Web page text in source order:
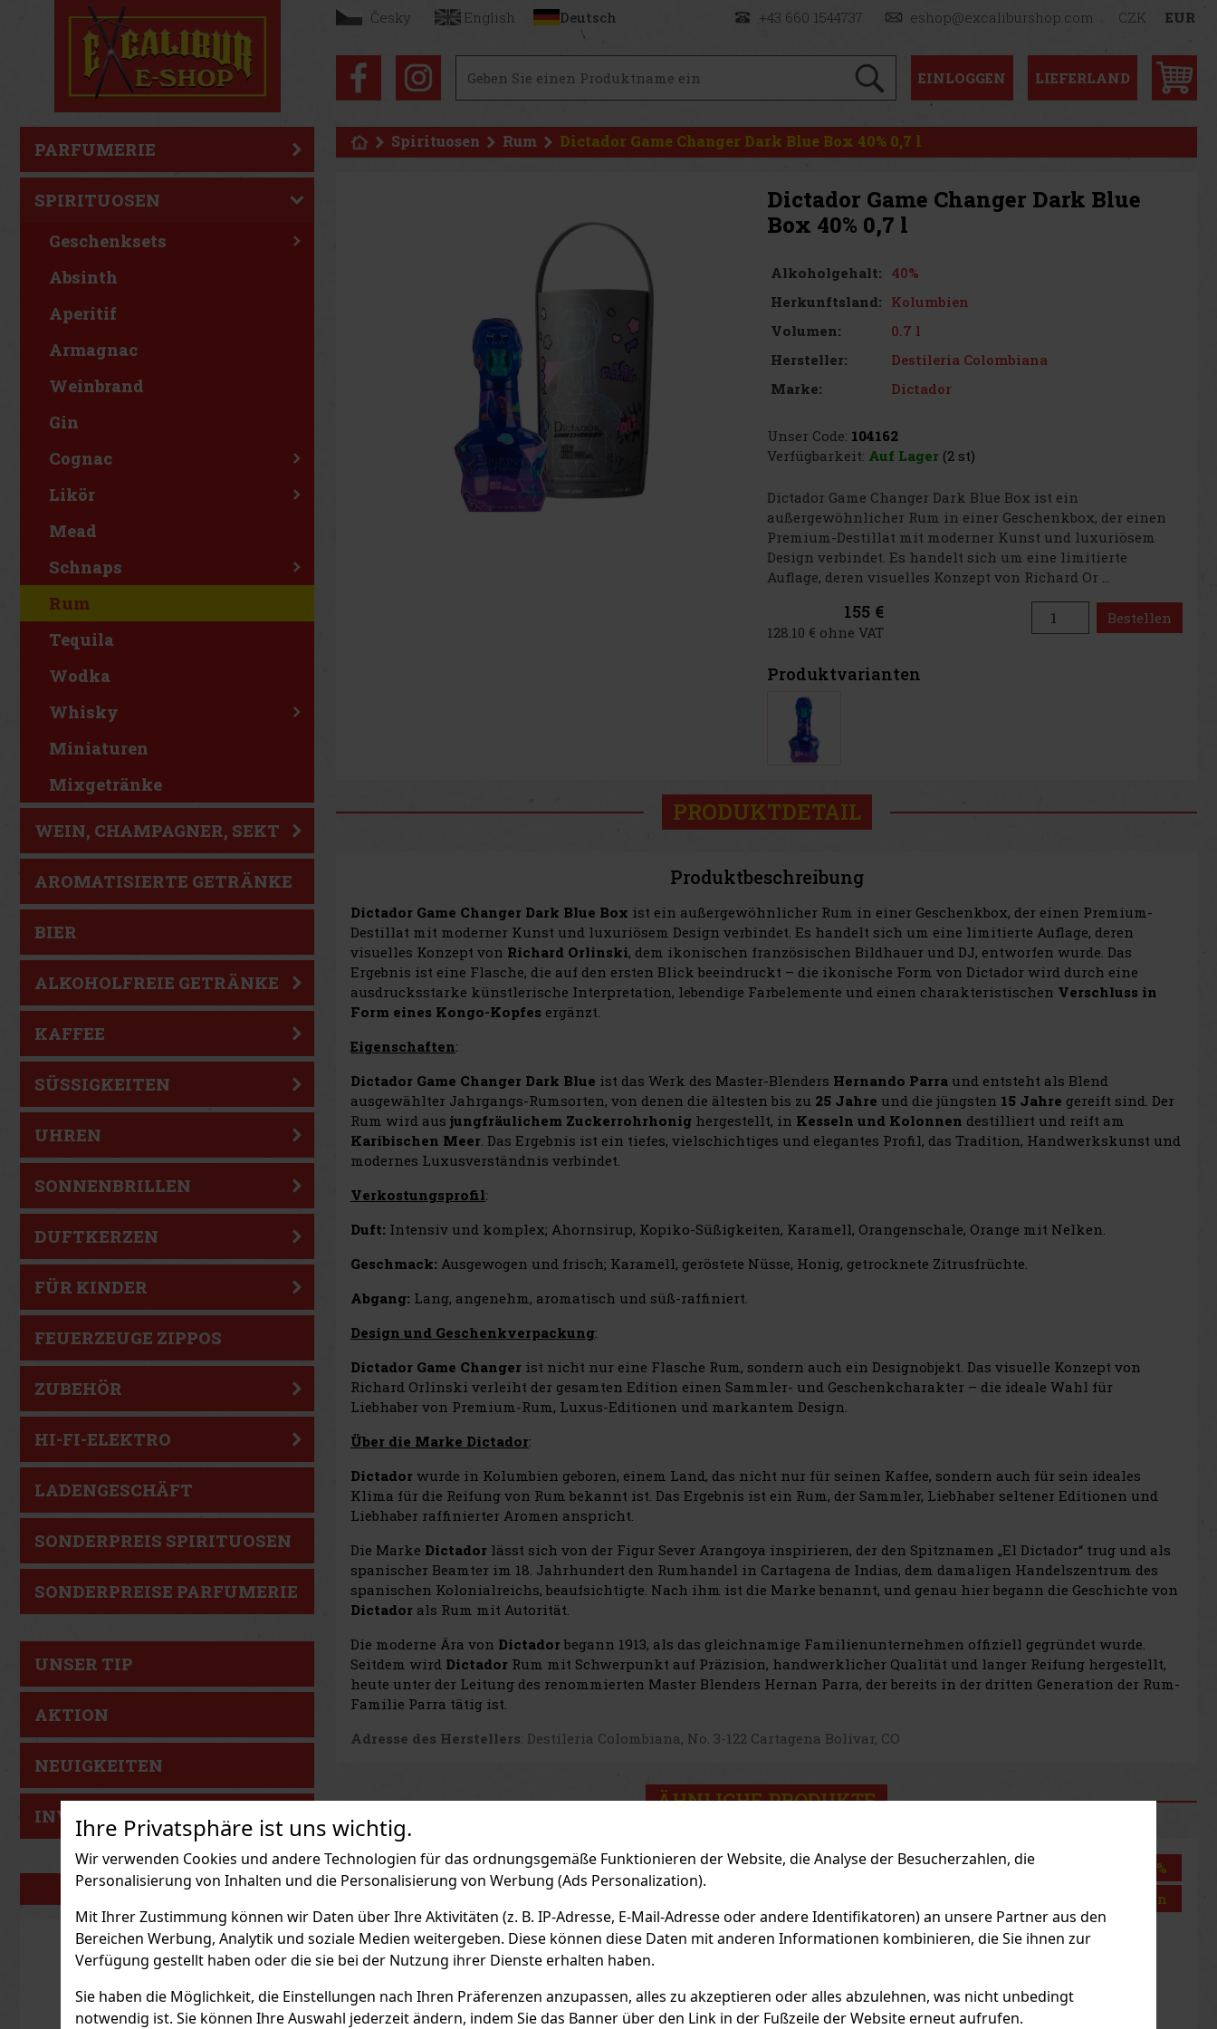
Ihre Privatsphäre ist uns wichtig.
Wir verwenden Cookies und andere Technologien für das ordnungsgemäße Funktionieren der Website, die Analyse der Besucherzahlen, die
Personalisierung von Inhalten und die Personalisierung von Werbung (Ads Personalization).
Mit Ihrer Zustimmung können wir Daten über Ihre Aktivitäten (z. B. IP-Adresse, E-Mail-Adresse oder andere Identifikatoren) an unsere Partner aus den
Bereichen Werbung, Analytik und soziale Medien weitergeben. Diese können diese Daten mit anderen Informationen kombinieren, die Sie ihnen zur
Verfügung gestellt haben oder die sie bei der Nutzung ihrer Dienste erhalten haben.
Sie haben die Möglichkeit, die Einstellungen nach Ihren Präferenzen anzupassen, alles zu akzeptieren oder alles abzulehnen, was nicht unbedingt
notwendig ist. Sie können Ihre Auswahl jederzeit ändern, indem Sie das Banner über den Link in der Fußzeile der Website erneut aufrufen.
Česky English Deutsch +43 660 1544737 eshop@excaliburshop.com CZK EUR
EINLOGGEN LIEFERLAND
PARFUMERIE
SPIRITUOSEN
Geschenksets
Absinth
Aperitif
Armagnac
Weinbrand
Gin
Cognac
Likör
Mead
Schnaps
Rum
Tequila
Wodka
Whisky
Miniaturen
Mixgetränke
WEIN, CHAMPAGNER, SEKT
AROMATISIERTE GETRÄNKE
BIER
ALKOHOLFREIE GETRÄNKE
KAFFEE
SÜSSIGKEITEN
UHREN
SONNENBRILLEN
DUFTKERZEN
FÜR KINDER
FEUERZEUGE ZIPPOS
ZUBEHÖR
HI-FI-ELEKTRO
LADENGESCHÄFT
SONDERPREIS SPIRITUOSEN
SONDERPREISE PARFUMERIE
UNSER TIP
AKTION
NEUIGKEITEN
INVESTITIONSTIP
UNSERE MARKEN
Spirituosen Rum Dictador Game Changer Dark Blue Box 40% 0,7 l
Dictador Game Changer Dark Blue
Box 40% 0,7 l
Alkoholgehalt: 40%
Herkunftsland: Kolumbien
Volumen:
0.7 l
Hersteller:
Destileria Colombiana
Marke:
Dictador
Unser Code: 104162
Verfügbarkeit: Auf Lager(2 st)
Dictador Game Changer Dark Blue Box ist ein
außergewöhnlicher Rum in einer Geschenkbox, der einen
Premium-Destillat mit moderner Kunst und luxuriösem
Design verbindet. Es handelt sich um eine limitierte
Auflage, deren visuelles Konzept von Richard Or ...
155 €
128.10 € ohne VAT
Bestellen
Produktvarianten
PRODUKTDETAIL
Produktbeschreibung
Dictador Game Changer Dark Blue Box ist ein außergewöhnlicher Rum in einer Geschenkbox, der einen Premium-
Destillat mit moderner Kunst und luxuriösem Design verbindet. Es handelt sich um eine limitierte Auflage, deren
visuelles Konzept von Richard Orlinski, dem ikonischen französischen Bildhauer und DJ, entworfen wurde. Das
Ergebnis ist eine Flasche, die auf den ersten Blick beeindruckt – die ikonische Form von Dictador wird durch eine
ausdrucksstarke künstlerische Interpretation, lebendige Farbelemente und einen charakteristischen Verschluss in
Form eines Kongo-Kopfes ergänzt.
Eigenschaften:
Dictador Game Changer Dark Blue ist das Werk des Master-Blenders Hernando Parra und entsteht als Blend
ausgewählter Jahrgangs-Rumsorten, von denen die ältesten bis zu 25 Jahre und die jüngsten 15 Jahre gereift sind. Der
Rum wird aus jungfräulichem Zuckerrohrhonig hergestellt, in Kesseln und Kolonnen destilliert und reift am
Karibischen Meer . Das Ergebnis ist ein tiefes, vielschichtiges und elegantes Profil, das Tradition, Handwerkskunst und
modernes Luxusverständnis verbindet.
Verkostungsprofil:
Duft: Intensiv und komplex; Ahornsirup, Kopiko-Süßigkeiten, Karamell, Orangenschale, Orange mit Nelken.
Geschmack: Ausgewogen und frisch; Karamell, geröstete Nüsse, Honig, getrocknete Zitrusfrüchte.
Abgang: Lang, angenehm, aromatisch und süß-raffiniert.
Design und Geschenkverpackung:
Dictador Game Changer ist nicht nur eine Flasche Rum, sondern auch ein Designobjekt. Das visuelle Konzept von
Richard Orlinski verleiht der gesamten Edition einen Sammler- und Geschenkcharakter – die ideale Wahl für
Liebhaber von Premium-Rum, Luxus-Editionen und markantem Design.
Über die Marke Dictador:
Dictador wurde in Kolumbien geboren, einem Land, das nicht nur für seinen Kaffee, sondern auch für sein ideales
Klima für die Reifung von Rum bekannt ist. Das Ergebnis ist ein Rum, der Sammler, Liebhaber seltener Editionen und
Liebhaber raffinierter Aromen anspricht.
Die Marke Dictador lässt sich von der Figur Sever Arangoya inspirieren, der den Spitznamen „El Dictador“ trug und als
spanischer Beamter im 18. Jahrhundert den Rumhandel in Cartagena de Indias, dem damaligen Handelszentrum des
spanischen Kolonialreichs, beaufsichtigte. Nach ihm ist die Marke benannt, und genau hier begann die Geschichte von
Dictador als Rum mit Autorität.
Die moderne Ära von Dictadorbegann 1913, als das gleichnamige Familienunternehmen offiziell gegründet wurde.
Seitdem wird Dictador Rum mit Schwerpunkt auf Präzision, handwerklicher Qualität und langer Reifung hergestellt,
heute unter der Leitung des renommierten Master Blenders Hernan Parra, der bereits in der dritten Generation der Rum-
Familie Parra tätig ist.
Adresse des Herstellers: Destileria Colombiana, No. 3-122 Cartagena Bolívar, CO
ÄHNLICHE PRODUKTE
Neu
Rabatt: 21%